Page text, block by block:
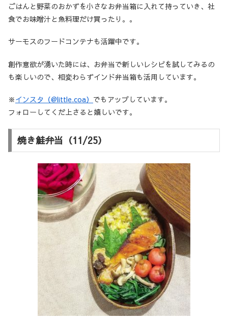
ごはんと野菜のおかずを小さなお弁当箱に入れて持っていき、社
食でお味噌汁と魚料理だけ買ったり。。
サーモスのフードコンテナも活躍中です。
創作意欲が湧いた時には、お弁当で新しいレシピを試してみるの
も楽しいので、相変わらずインド弁当箱も活用しています。
※インスタ（@little.coa） でもアップしています。
フォローしてくだ上さると嬉しいです。
焼き鮭弁当（11/25）